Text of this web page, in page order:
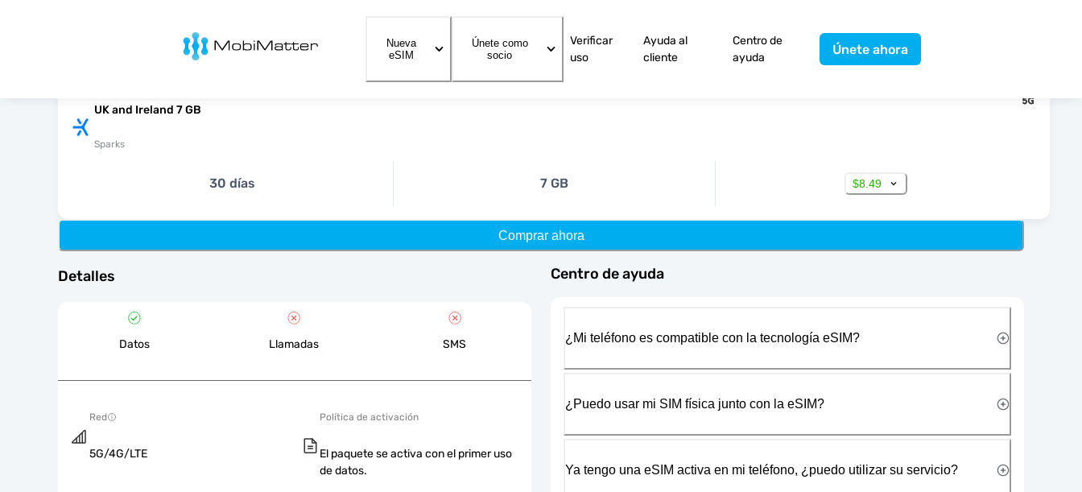
MobiMatter
Nueva
eSIM
Únete como
socio
Verificar
uso
Ayuda al
cliente
Centro de
ayuda
Únete ahora
UK and Ireland 7 GB
Sparks
30 días 7 GB $8.49
Comprar ahora
Detalles
Datos Llamadas SMS
Red
5G/4G/LTE
Política de activación
El paquete se activa con el primer uso
de datos.
Centro de ayuda
¿Mi teléfono es compatible con la tecnología eSIM?
¿Puedo usar mi SIM física junto con la eSIM?
Ya tengo una eSIM activa en mi teléfono, ¿puedo utilizar su servicio?